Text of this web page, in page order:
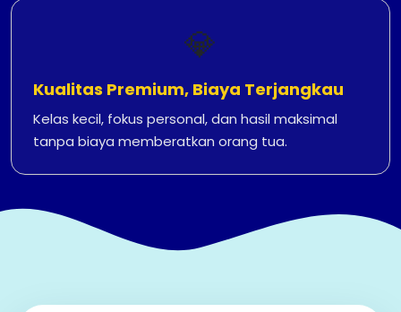
💎
Kualitas Premium, Biaya Terjangkau
Kelas kecil, fokus personal, dan hasil maksimal
tanpa biaya memberatkan orang tua.